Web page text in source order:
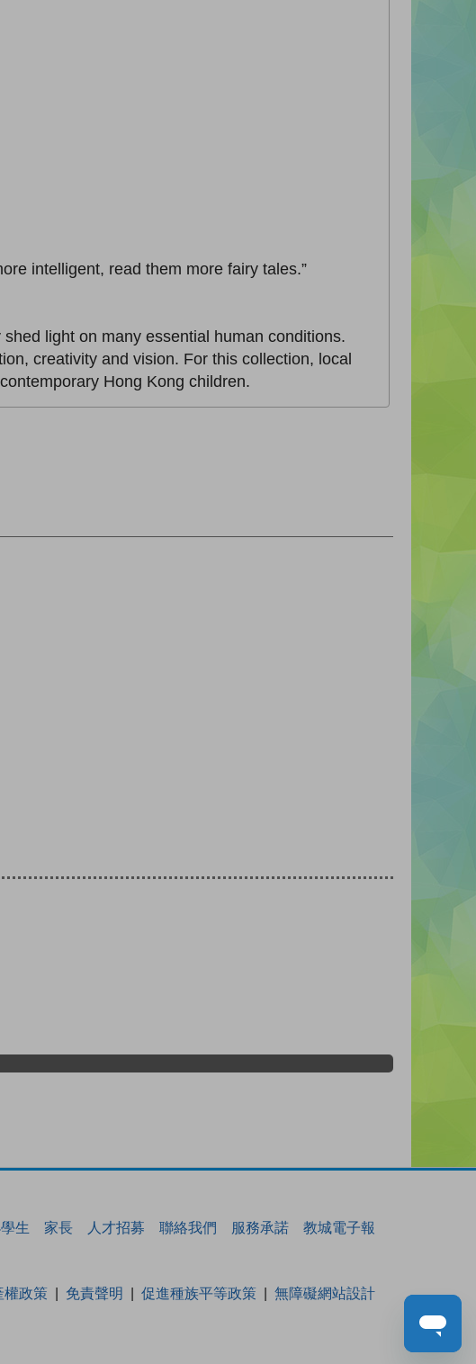
intelligent, read them more fairy tales.”
light on many essential human conditions.
creativity and vision. For this collection, local
Hong Kong children.
生 家長 人才招募 聯絡我們 服務承諾 教城電子報
權政策 免責聲明 促進種族平等政策 無障礙網站設計